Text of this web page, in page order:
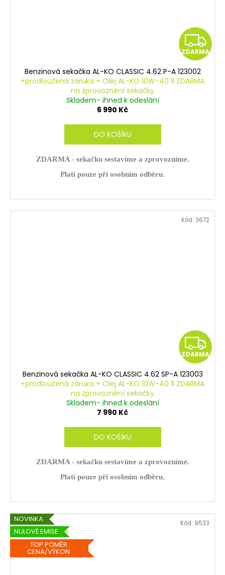
Z
D
ZDARMA
Benzinová sekačka AL-KO CLASSIC 4.62 P-A 123002
+prodloužená záruka + Olej AL-KO 10W-40 1l ZDARMA
na zprovoznění sekačky
Skladem- ihned k odeslání
6 990 Kč
DO KOŠÍKU
ZDARMA - sekačku sestavíme a zprovozníme.
Platí pouze při osobním odběru.
Z
D
ZDARMA
Benzinová sekačka AL-KO CLASSIC 4.62 SP-A 123003
+prodloužená záruka + Olej AL-KO 10W-40 1l ZDARMA
na zprovoznění sekačky
Skladem- ihned k odeslání
7 990 Kč
DO KOŠÍKU
ZDARMA - sekačku sestavíme a zprovozníme.
Platí pouze při osobním odběru.
Kód: 3672
NOVINKA
NULOVÉ EMISE
TOP POMĚR
CENA/VÝKON
Kód: 9533